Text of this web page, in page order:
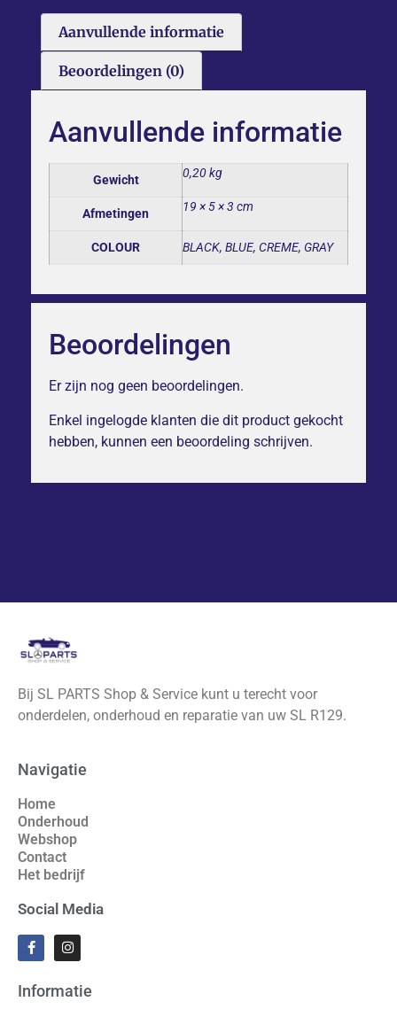
Aanvullende informatie
Beoordelingen (0)
Aanvullende informatie
Gewicht 0,20 kg
Afmetingen 19 × 5 × 3 cm
COLOUR BLACK, BLUE, CREME, GRAY
Beoordelingen
Er zijn nog geen beoordelingen.
Enkel ingelogde klanten die dit product gekocht
hebben, kunnen een beoordeling schrijven.
Bij SL PARTS Shop & Service kunt u terecht voor
onderdelen, onderhoud en reparatie van uw SL R129.
Navigatie
Home
Onderhoud
Webshop
Contact
Het bedrijf
Social Media
Informatie